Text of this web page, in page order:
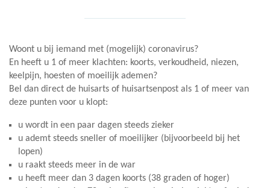
Woont u bij iemand met (mogelijk) coronavirus?
En heeft u 1 of meer klachten: koorts, verkoudheid, niezen,
keelpijn, hoesten of moeilijk ademen?
Bel dan direct de huisarts of huisartsenpost als 1 of meer van
deze punten voor u klopt:
u wordt in een paar dagen steeds zieker
u ademt steeds sneller of moeilijker (bijvoorbeeld bij het
lopen)
u raakt steeds meer in de war
u heeft meer dan 3 dagen koorts (38 graden of hoger)